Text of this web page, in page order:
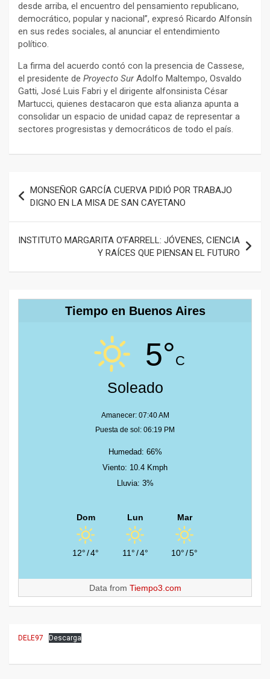
desde arriba, el encuentro del pensamiento republicano,
democrático, popular y nacional”, expresó Ricardo Alfonsín
en sus redes sociales, al anunciar el entendimiento
político.
La firma del acuerdo contó con la presencia de Cassese,
el presidente de Proyecto SurAdolfo Maltempo, Osvaldo
Gatti, José Luis Fabri y el dirigente alfonsinista César
Martucci, quienes destacaron que esta alianza apunta a
consolidar un espacio de unidad capaz de representar a
sectores progresistas y democráticos de todo el país.
Navegación
de
entradas
MONSEÑOR GARCÍA CUERVA PIDIÓ POR TRABAJO
DIGNO EN LA MISA DE SAN CAYETANO
INSTITUTO MARGARITA O’FARRELL: JÓVENES, CIENCIA
Y RAÍCES QUE PIENSAN EL FUTURO
Tiempo en Buenos Aires
5°C
Soleado
Amanecer: 07:40 AM
Puesta de sol: 06:19 PM
Humedad: 66%
Viento: 10.4 Kmph
Lluvia: 3%
Dom
12°/4°
Lun
11°/4°
Mar
10°/5°
Data from Tiempo3.com
DELE97 Descarga